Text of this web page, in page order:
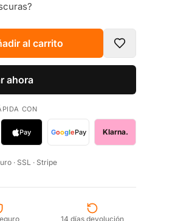
al carrito
ahora
CON
Pay GooglePay Klarna.
· SSL · Stripe
14 días devolución